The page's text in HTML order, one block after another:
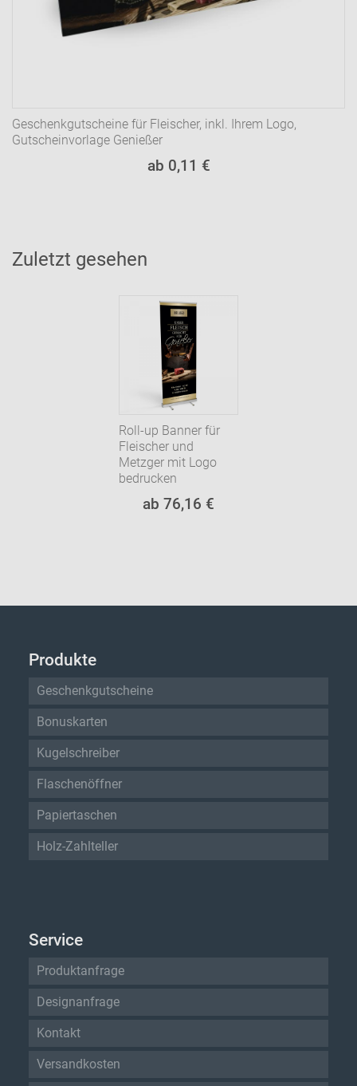
Geschenkgutscheine für Fleischer, inkl. Ihrem Logo,
Gutscheinvorlage Genießer
ab 0,11 €
Zuletzt gesehen
Roll-up Banner für
Fleischer und
Metzger mit Logo
bedrucken
ab 76,16 €
Produkte
Geschenkgutscheine
Bonuskarten
Kugelschreiber
Flaschenöffner
Papiertaschen
Holz-Zahlteller
Service
Produktanfrage
Designanfrage
Kontakt
Versandkosten